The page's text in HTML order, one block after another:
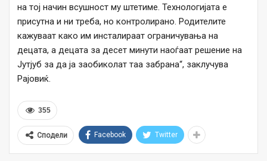
на тој начин всушност му штетиме. Технологијата е
присутна и ни треба, но контролирано. Родителите
кажуваат како им инсталираат ограничувања на
децата, а децата за десет минути наоѓаат решение на
Јутјуб за да ја заобиколат таа забрана“, заклучува
Рајовиќ.
355
Сподели Facebook Twitter